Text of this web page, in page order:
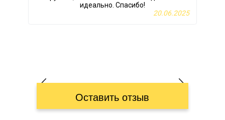
идеально. Спасибо!
20.06.2025
Оставить отзыв